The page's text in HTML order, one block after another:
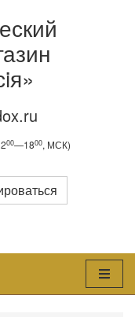
00—1800, МСК)